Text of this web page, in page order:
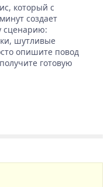
который с
создает
сценарию:
шутливые
опишите повод
готовую